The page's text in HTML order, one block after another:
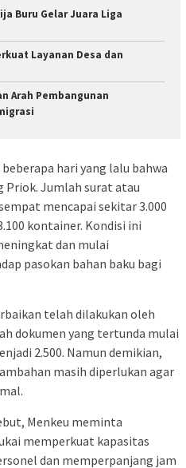
Buru Gelar Juara Liga
Layanan Desa dan
Arah Pembangunan
hari yang lalu bahwa
Priok. Jumlah surat atau
mencapai sekitar 3.000
kontainer. Kondisi ini
dan mulai
pasokan bahan baku bagi
telah dilakukan oleh
dokumen yang tertunda mulai
2.500. Namun demikian,
masih diperlukan agar
Menkeu meminta
memperkuat kapasitas
dan memperpanjang jam